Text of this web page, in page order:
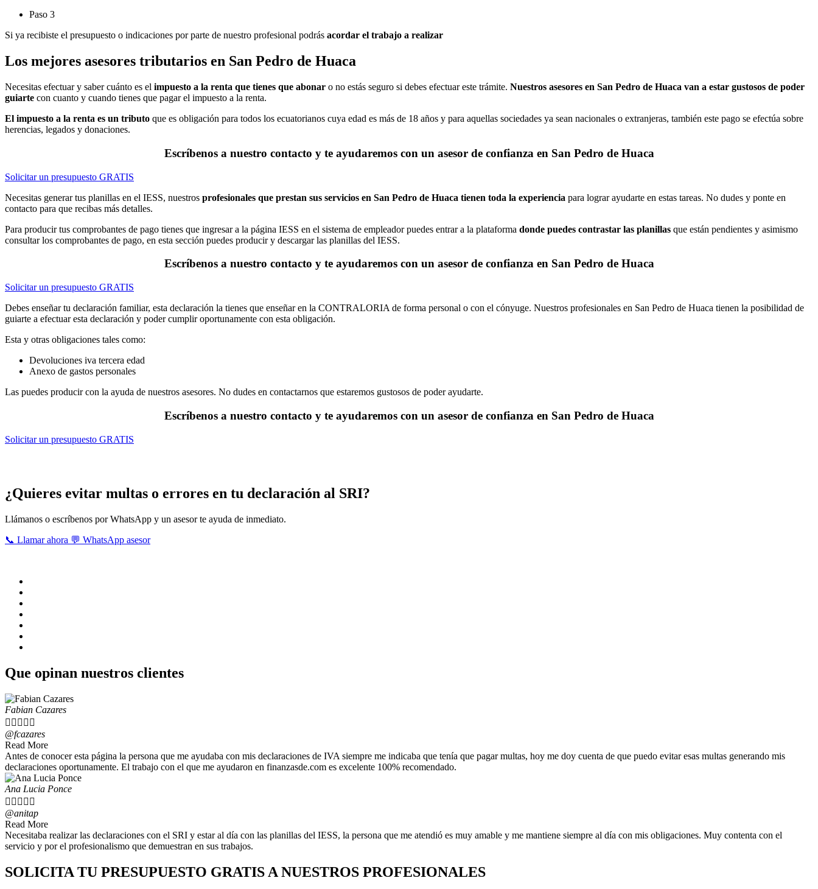
Paso 3
Si ya recibiste el presupuesto o indicaciones por parte de nuestro profesional podrás acordar el trabajo a realizar
Los mejores asesores tributarios en San Pedro de Huaca
Necesitas efectuar y saber cuánto es el impuesto a la renta que tienes que abonar o no estás seguro si debes efectuar este trámite. Nuestros asesores en San Pedro de Huaca van a estar gustosos de poder
guiarte con cuanto y cuando tienes que pagar el impuesto a la renta.
El impuesto a la renta es un tributo que es obligación para todos los ecuatorianos cuya edad es más de 18 años y para aquellas sociedades ya sean nacionales o extranjeras, también este pago se efectúa sobre
herencias, legados y donaciones.
Escríbenos a nuestro contacto y te ayudaremos con un asesor de confianza en San Pedro de Huaca
Solicitar un presupuesto GRATIS
Necesitas generar tus planillas en el IESS, nuestros profesionales que prestan sus servicios en San Pedro de Huaca tienen toda la experiencia para lograr ayudarte en estas tareas. No dudes y ponte en
contacto para que recibas más detalles.
Para producir tus comprobantes de pago tienes que ingresar a la página IESS en el sistema de empleador puedes entrar a la plataforma donde puedes contrastar las planillas que están pendientes y asimismo
consultar los comprobantes de pago, en esta sección puedes producir y descargar las planillas del IESS.
Escríbenos a nuestro contacto y te ayudaremos con un asesor de confianza en San Pedro de Huaca
Solicitar un presupuesto GRATIS
Debes enseñar tu declaración familiar, esta declaración la tienes que enseñar en la CONTRALORIA de forma personal o con el cónyuge. Nuestros profesionales en San Pedro de Huaca tienen la posibilidad de
guiarte a efectuar esta declaración y poder cumplir oportunamente con esta obligación.
Esta y otras obligaciones tales como:
Devoluciones iva tercera edad
Anexo de gastos personales
Las puedes producir con la ayuda de nuestros asesores. No dudes en contactarnos que estaremos gustosos de poder ayudarte.
Escríbenos a nuestro contacto y te ayudaremos con un asesor de confianza en San Pedro de Huaca
Solicitar un presupuesto GRATIS
¿Quieres evitar multas o errores en tu declaración al SRI?
Llámanos o escríbenos por WhatsApp y un asesor te ayuda de inmediato.
📞 Llamar ahora 💬 WhatsApp asesor
Que opinan nuestros clientes
Fabian Cazares
    
@fcazares
Read More
Antes de conocer esta página la persona que me ayudaba con mis declaraciones de IVA siempre me indicaba que tenía que pagar multas, hoy me doy cuenta de que puedo evitar esas multas generando mis
declaraciones oportunamente. El trabajo con el que me ayudaron en finanzasde.com es excelente 100% recomendado.
Ana Lucia Ponce
    
@anitap
Read More
Necesitaba realizar las declaraciones con el SRI y estar al día con las planillas del IESS, la persona que me atendió es muy amable y me mantiene siempre al día con mis obligaciones. Muy contenta con el
servicio y por el profesionalismo que demuestran en sus trabajos.
SOLICITA TU PRESUPUESTO GRATIS A NUESTROS PROFESIONALES